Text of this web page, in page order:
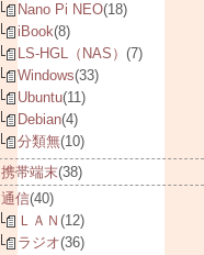
Nano Pi NEO(18)
iBook(8)
LS-HGL（NAS） (7)
Windows(33)
Ubuntu(11)
Debian(4)
分類無(10)
携帯端末(38)
通信(40)
ＬＡＮ (12)
ラジオ(36)